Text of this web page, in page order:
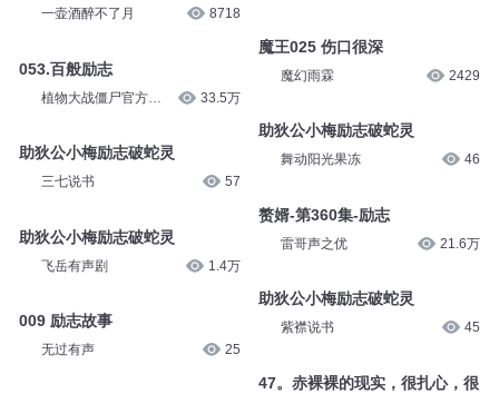
一壶酒醉不了月 8718
053.百般励志
植物大战僵尸官方频
33.5万
助狄公小梅励志破蛇灵
三七说书 57
助狄公小梅励志破蛇灵
飞岳有声剧 1.4万
009 励志故事
无过有声 25
魔王025 伤口很深
魔幻雨霖 2429
助狄公小梅励志破蛇灵
舞动阳光果冻 46
赘婿-第360集-励志
雷哥声之优 21.6万
助狄公小梅励志破蛇灵
紫襟说书 45
47。赤裸裸的现实，很扎心，很